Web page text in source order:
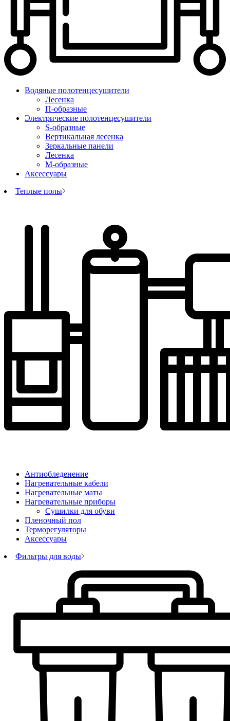
Водяные полотенцесушители
Лесенка
П-образные
Электрические полотенцесушители
S-образные
Вертикальная лесенка
Зеркальные панели
Лесенка
М-образные
Аксессуары
Теплые полы
Антиобледенение
Нагревательные кабели
Нагревательные маты
Нагревательные приборы
Сушилки для обуви
Пленочный пол
Терморегуляторы
Аксессуары
Фильтры для воды